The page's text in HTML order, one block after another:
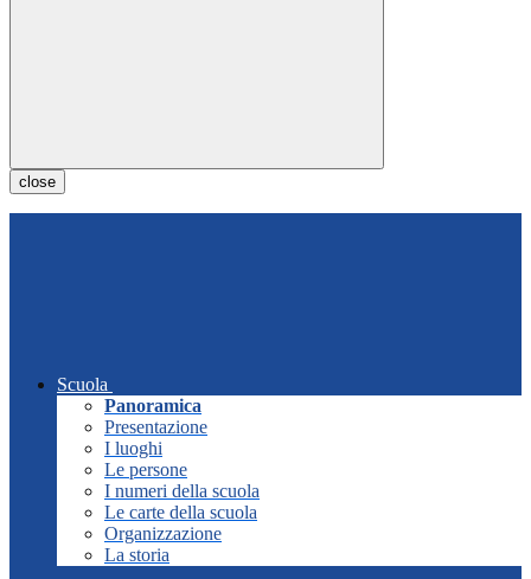
close
Scuola
Panoramica
Presentazione
I luoghi
Le persone
I numeri della scuola
Le carte della scuola
Organizzazione
La storia